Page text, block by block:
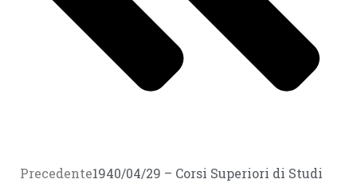
Precedente1940/04/29 – Corsi Superiori di Studi